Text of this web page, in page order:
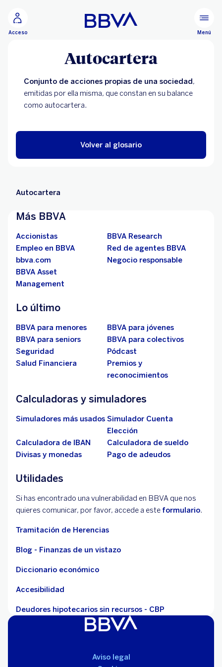
Acceso Menú
Autocartera
Conjunto de acciones propias de una sociedad,
emitidas por ella misma, que constan en su balance
como autocartera.
Volver al glosario
Autocartera
Más BBVA
Accionistas
BBVA Research
Empleo en BBVA
Red de agentes BBVA
bbva.com
Negocio responsable
BBVA Asset
Management
Lo último
BBVA para menores
BBVA para jóvenes
BBVA para seniors
BBVA para colectivos
Seguridad
Pódcast
Salud Financiera
Premios y
reconocimientos
Calculadoras y simuladores
Simuladores más usados Simulador Cuenta
Elección
Calculadora de IBAN
Calculadora de sueldo
Divisas y monedas
Pago de adeudos
Utilidades
Si has encontrado una vulnerabilidad en BBVA que nos
quieres comunicar, por favor, accede a este formulario.
Tramitación de Herencias
Blog - Finanzas de un vistazo
Diccionario económico
Accesibilidad
Deudores hipotecarios sin recursos - CBP
Aviso legal